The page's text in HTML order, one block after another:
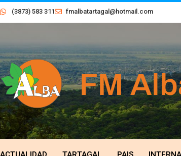
(3873) 583 311 fmalbatartagal@hotmail.com